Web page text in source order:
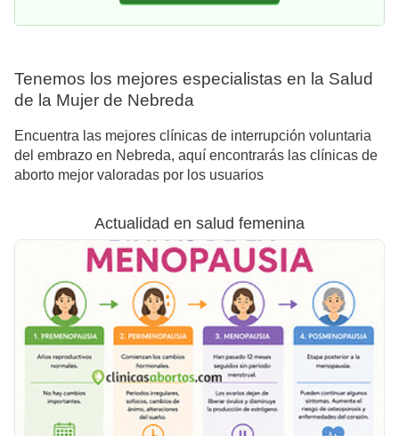
Tenemos los mejores especialistas en la Salud
de la Mujer de Nebreda
Encuentra las mejores clínicas de interrupción voluntaria
del embrazo en Nebreda, aquí encontrarás las clínicas de
aborto mejor valoradas por los usuarios
Actualidad en salud femenina